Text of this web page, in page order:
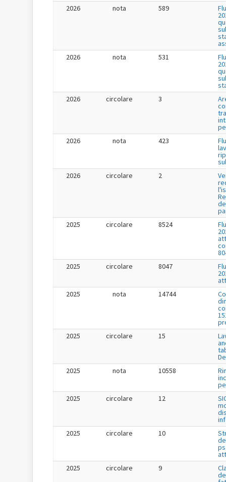
2026
nota 589
2026
nota 531
2026
circolare 3
2026
nota 423
2026
circolare 2
2025
circolare 8524
2025
circolare 8047
2025
nota 14744
2025
circolare 15
2025
nota 10558
2025
circolare 12
2025
circolare 10
2025
circolare 9